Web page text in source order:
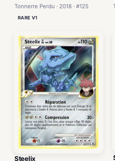
Tonnerre Perdu · 2018 · #125
RARE V1
Steelix